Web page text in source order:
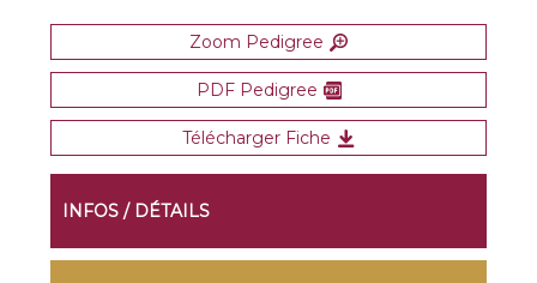
Zoom Pedigree
PDF Pedigree
Télécharger Fiche
INFOS / DÉTAILS